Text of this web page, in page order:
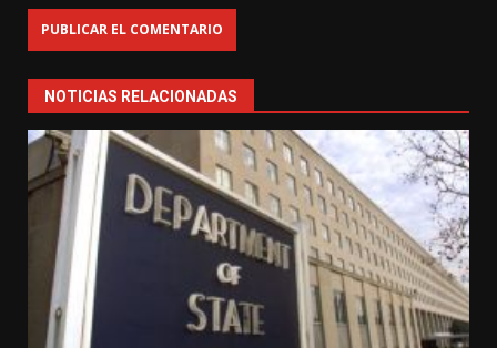
NOTICIAS RELACIONADAS